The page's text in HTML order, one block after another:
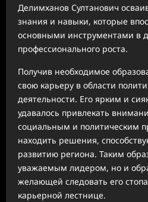
Делимханов Султанович
знания и навыки, которые
основными инструментами в
профессионального роста.
Получив необходимое
свою карьеру в области
деятельности. Его ярким и
удавалось привлекать
социальным и политическим
находить решения,
развитию региона. Таким
уважаемым лидером, но и
желающей следовать его
карьерной лестнице.